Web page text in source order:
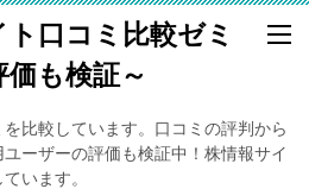
口コミ比較ゼミ
も検証～
比較しています。口コミの評判から
ーザーの評価も検証中！株情報サイ
います。